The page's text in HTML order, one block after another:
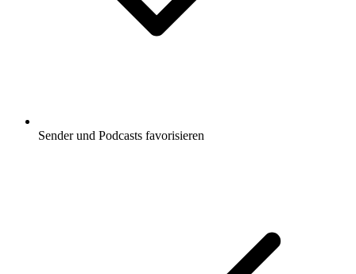
Sender und Podcasts favorisieren